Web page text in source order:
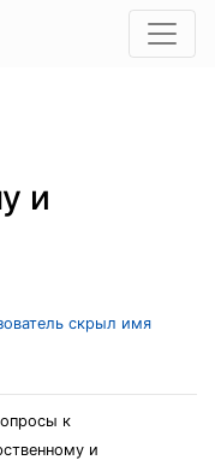
и
скрыл имя
к
и